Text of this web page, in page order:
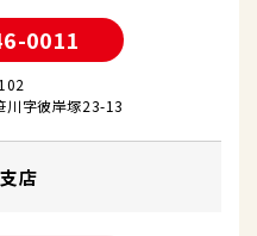
0011
川字彼岸塚23-13
店